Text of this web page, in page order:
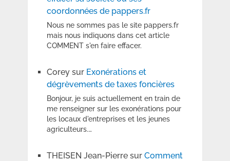
coordonnées de pappers.fr
Nous ne sommes pas le site pappers.fr
mais nous indiquons dans cet article
COMMENT s'en faire effacer.
Coreysur Exonérations et
dégrèvements de taxes foncières
Bonjour, je suis actuellement en train de
me renseigner sur les exonérations pour
les locaux d'entreprises et les jeunes
agriculteurs.…
THEISEN Jean-Pierresur Comment